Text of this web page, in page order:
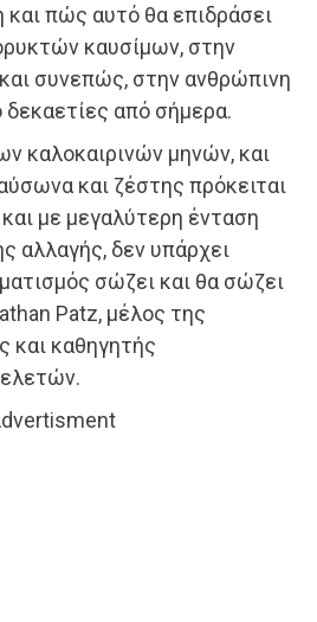
πώς αυτό θα επιδράσει
καυσίμων, στην
συνεπώς, στην ανθρώπινη
δεκαετίες από σήμερα.
καλοκαιρινών μηνών, και
και ζέστης πρόκειται
με μεγαλύτερη ένταση
αλλαγής, δεν υπάρχει
σώζει και θα σώζει
Patz, μέλος της
και καθηγητής